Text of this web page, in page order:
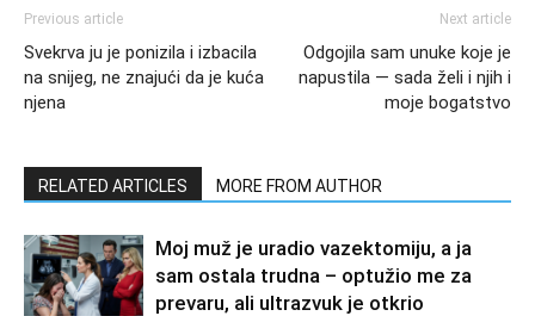
Previous article
Svekrva ju je ponizila i izbacila
na snijeg, ne znajući da je kuća
njena
Next article
Odgojila sam unuke koje je
napustila — sada želi i njih i
moje bogatstvo
RELATED ARTICLES MORE FROM AUTHOR
Moj muž je uradio vazektomiju, a ja
sam ostala trudna – optužio me za
prevaru, ali ultrazvuk je otkrio